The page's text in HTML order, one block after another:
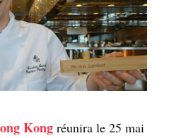
Kong réunira le 25 mai